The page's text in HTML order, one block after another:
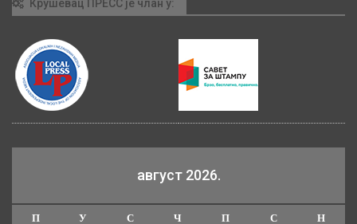
Крушевац ПРЕСС је члан у:
август 2026.
П У С Ч П С Н